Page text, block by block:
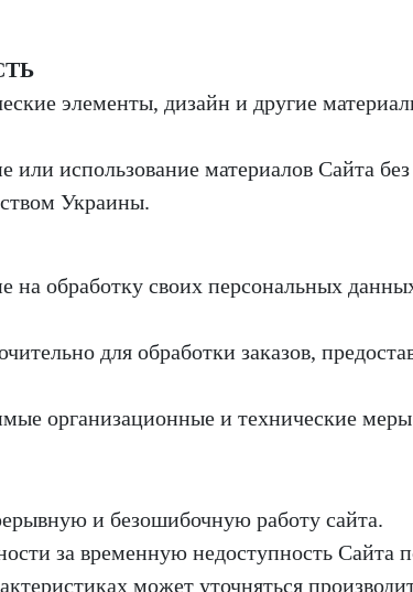
элементы, дизайн и другие
или использование материалов Сайта
Украины.
на обработку своих персональных
для обработки заказов,
организационные и технические
и безошибочную работу сайта.
за временную недоступность Сайта
может уточняться